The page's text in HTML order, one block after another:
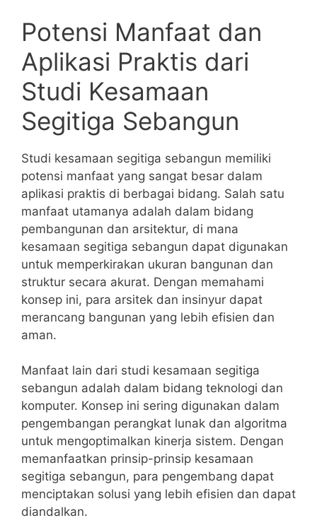
Potensi Manfaat dan
Aplikasi Praktis dari
Studi Kesamaan
Segitiga Sebangun
Studi kesamaan segitiga sebangun memiliki
potensi manfaat yang sangat besar dalam
aplikasi praktis di berbagai bidang. Salah⁤ satu
⁤manfaat utamanya adalah ‌dalam bidang
‍pembangunan dan arsitektur, di mana
kesamaan ⁤segitiga sebangun dapat digunakan
untuk memperkirakan ukuran bangunan dan
struktur ‌secara akurat. Dengan memahami
konsep ini, ⁤para arsitek⁣ dan insinyur dapat
‌merancang bangunan yang lebih efisien dan
aman.
Manfaat lain dari studi kesamaan segitiga
sebangun ⁣adalah dalam bidang teknologi dan
komputer. Konsep ini ​sering digunakan dalam⁤
pengembangan perangkat lunak dan algoritma
untuk mengoptimalkan kinerja⁣ sistem. Dengan
memanfaatkan prinsip-prinsip kesamaan
segitiga sebangun, para pengembang dapat
menciptakan solusi ​yang lebih efisien ​dan dapat
diandalkan.